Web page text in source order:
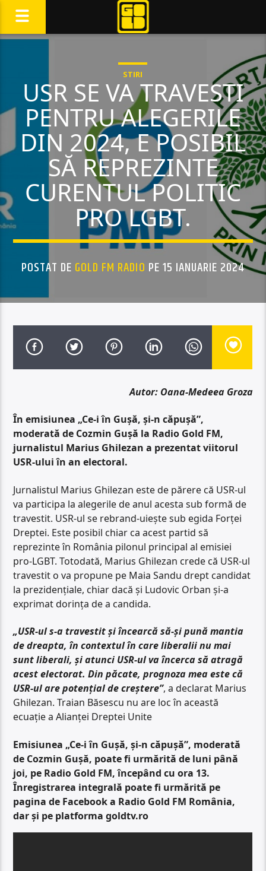
STIRI
USR SE VA TRAVESTI
PENTRU ALEGERILE
DIN 2024, E POSIBIL
SĂ REPREZINTE
CURENTUL POLITIC
PRO LGBT.
POSTAT DE GOLD FM RADIO PE 15 IANUARIE 2024
Autor: Oana-Medeea Groza
În emisiunea „Ce-i în Gușă, și-n căpușă”,
moderată de Cozmin Gușă la Radio Gold FM,
jurnalistul Marius Ghilezan a prezentat viitorul
USR-ului în an electoral.
Jurnalistul Marius Ghilezan este de părere că USR-ul
va participa la alegerile de anul acesta sub formă de
travestit. USR-ul se rebrand-uiește sub egida Forței
Dreptei. Este posibil chiar ca acest partid să
reprezinte în România pilonul principal al emisiei
pro-LGBT. Totodată, Marius Ghilezan crede că USR-ul
travestit o va propune pe Maia Sandu drept candidat
la prezidențiale, chiar dacă și Ludovic Orban și-a
exprimat dorința de a candida.
„USR-ul s-a travestit și încearcă să-și pună mantia
de dreapta, în contextul în care liberalii nu mai
sunt liberali, și atunci USR-ul va încerca să atragă
acest electorat. Din păcate, prognoza mea este că
USR-ul are potențial de creștere”, a declarat Marius
Ghilezan. Traian Băsescu nu are loc în această
ecuație a Alianței Dreptei Unite
Emisiunea „Ce-i în Gușă, și-n căpușă”, moderată
de Cozmin Gușă, poate fi urmărită de luni până
joi, pe Radio Gold FM, începând cu ora 13.
Înregistrarea integrală poate fi urmărită pe
pagina de Facebook a Radio Gold FM România,
dar și pe platforma goldtv.ro